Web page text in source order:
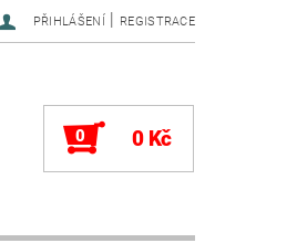
PŘIHLÁŠENÍ | REGISTRACE
0 0 Kč